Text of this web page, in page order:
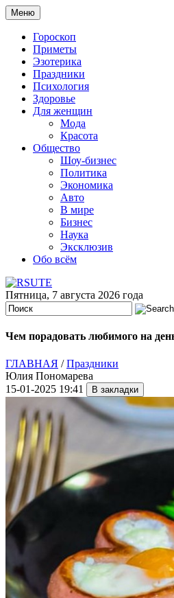
Меню
Гороскоп
Приметы
Эзотерика
Праздники
Психология
Здоровье
Для женщин
Мода
Красота
Общество
Шоу-бизнес
Политика
Экономика
Авто
В мире
Бизнес
Наука
Эксклюзив
Обо всём
Пятница, 7 августа 2026 года
Чем порадовать любимого на
ГЛАВНАЯ /Праздники
Юлия Пономарева
15-01-2025 19:41